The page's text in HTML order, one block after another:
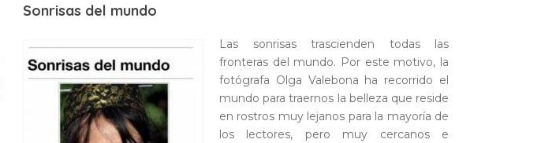
Sonrisas del mundo
Las sonrisas trascienden todas las
fronteras del mundo. Por este motivo, la
fotógrafa Olga Valebona ha recorrido el
mundo para traernos la belleza que reside
en rostros muy lejanos para la mayoría de
los lectores, pero muy cercanos e